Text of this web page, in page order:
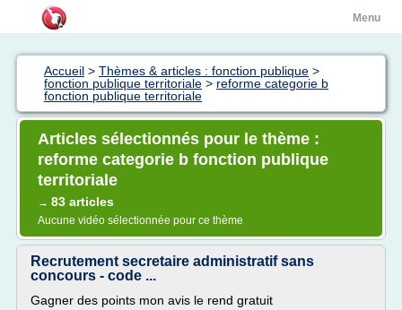
Menu
Accueil > Thèmes & articles : fonction publique >
fonction publique territoriale > reforme categorie b
fonction publique territoriale
Articles sélectionnés pour le thème :
reforme categorie b fonction publique
territoriale
→ 83 articles
Aucune vidéo sélectionnée pour ce thème
Recrutement secretaire administratif sans
concours - code ...
Gagner des points mon avis le rend gratuit